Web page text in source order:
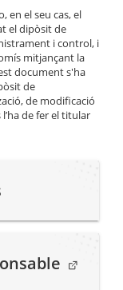
en el seu cas, el
el dipòsit de
i control, i
mitjançant la
document s'ha
de
de modificació
de fer el titular
. Obre